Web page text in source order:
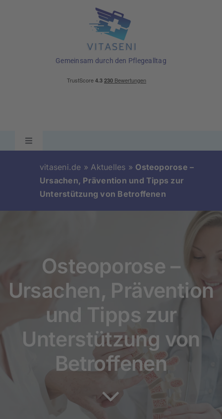
Gemeinsam durch den Pflegealltag
Toggle
Ratgeber
Pflegehilfsmittel
Pflegekurse
Über uns
vitaseni.de » Aktuelles » Osteoporose –
Ursachen, Prävention und Tipps zur
Unterstützung von Betroffenen
Osteoporose –
Ursachen, Prävention
und Tipps zur
Unterstützung von
Betroffenen